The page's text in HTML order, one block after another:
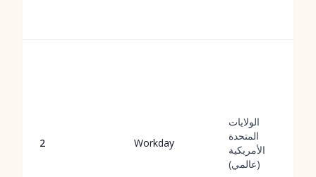
2 Workday
الولايات
المتحدة
الأمريكية
(عالمي)